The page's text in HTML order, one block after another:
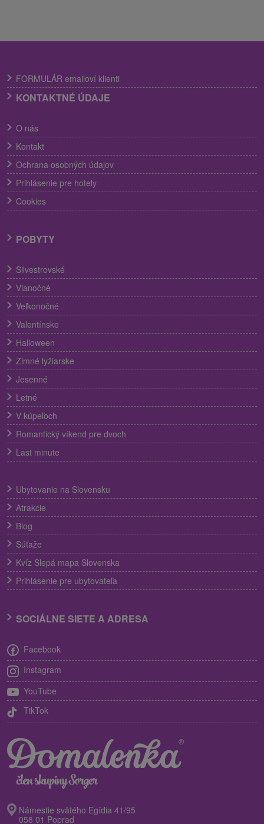
FORMULÁR emailoví klienti
KONTAKTNÉ ÚDAJE
O nás
Kontakt
Ochrana osobných údajov
Prihlásenie pre hotely
Cookies
POBYTY
Silvestrovské
Vianočné
Veľkonočné
Valentínske
Halloween
Zimné lyžiarske
Jesenné
Letné
V kúpeľoch
Romantický víkend pre dvoch
Last minute
Ubytovanie na Slovensku
Atrakcie
Blog
Súťaže
Kvíz Slepá mapa Slovenska
Prihlásenie pre ubytovateľa
SOCIÁLNE SIETE A ADRESA
Facebook
Instagram
YouTube
TikTok
Námestie svätého Egídia 41/95
058 01 Poprad